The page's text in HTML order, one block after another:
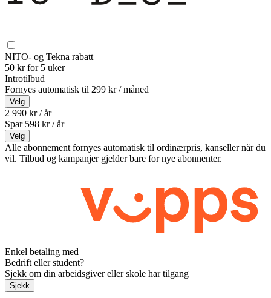
NITO- og Tekna rabatt
50 kr for 5 uker
Introtilbud
Fornyes automatisk til 299 kr / måned
Velg
2 990 kr / år
Spar 598 kr /år
Velg
Alle abonnement fornyes automatisk til ordinærpris, kanseller når du
vil. Tilbud og kampanjer gjelder bare for nye abonnenter.
Enkel betaling med
Bedrift eller student?
Sjekk om din arbeidsgiver eller skole har tilgang
Sjekk